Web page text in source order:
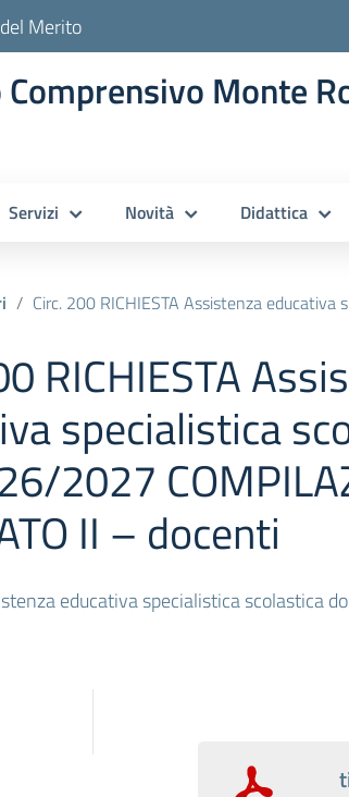
Merito
Monte
Servizi Novità Didattica
Circ. 200 RICHIESTA Assistenza educativa specialistica scolastica a.s. 2026/2027 COMPILAZIONE ALLEGATO II – docenti
RICHIESTA
specialistica
2027
II – docenti
educativa specialistica scolastica